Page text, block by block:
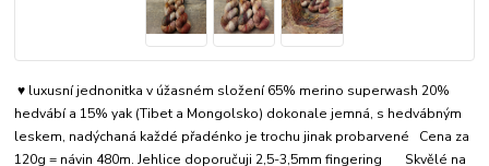
♥ luxusní jednonitka v úžasném složení 65% merino superwash 20%
hedvábí a 15% yak (Tibet a Mongolsko) dokonale jemná, s hedvábným
leskem, nadýchaná každé přadénko je trochu jinak probarvené Cena za
120g = návin 480m. Jehlice doporučuji 2,5-3,5mm fingering Skvělé na